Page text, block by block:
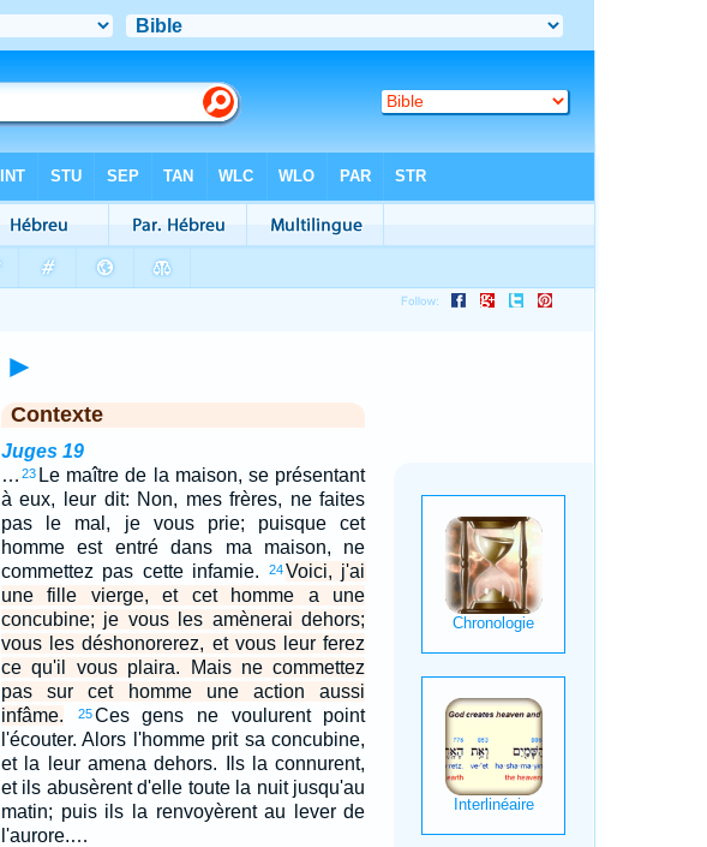
►
Contexte
Juges 19
… 23 Le maître de la maison, se présentant
à eux, leur dit: Non, mes frères, ne faites
pas le mal, je vous prie; puisque cet
homme est entré dans ma maison, ne
commettez pas cette infamie.
24Voici, j'ai
une fille vierge, et cet homme a une
concubine; je vous les amènerai dehors;
vous les déshonorerez, et vous leur ferez
ce qu'il vous plaira. Mais ne commettez
pas sur cet homme une action aussi
infâme.
25Ces gens ne voulurent point
l'écouter. Alors l'homme prit sa concubine,
et la leur amena dehors. Ils la connurent,
et ils abusèrent d'elle toute la nuit jusqu'au
matin; puis ils la renvoyèrent au lever de
l'aurore.…